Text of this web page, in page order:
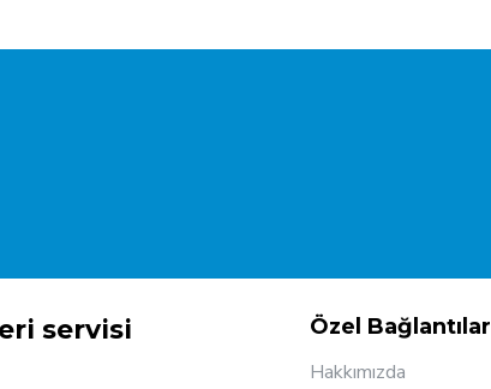
servisi
Özel Bağlantılar
Hakkımızda